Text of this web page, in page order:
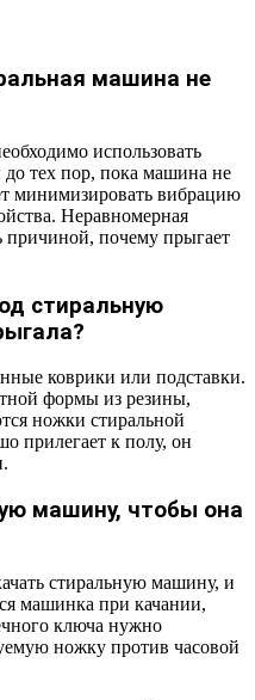
машина не
использовать
до тех пор, пока машина не
минимизировать вибрацию
Неравномерная
причиной, почему прыгает
стиральную
коврики или подставки.
формы из резины,
ножки стиральной
прилегает к полу, он
машину, чтобы она
стиральную машину, и
машинка при качании,
ключа нужно
ножку против часовой